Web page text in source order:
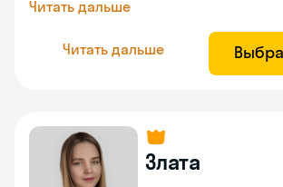
Читать дальше
Читать дальше
Злата